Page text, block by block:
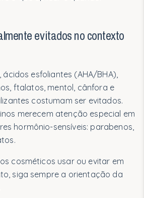
evitados no contexto
esfoliantes (AHA/BHA),
ftalatos, mentol, cânfora e
costumam ser evitados.
merecem atenção especial em
hormônio-sensíveis: parabenos,
cosméticos usar ou evitar em
siga sempre a orientação da